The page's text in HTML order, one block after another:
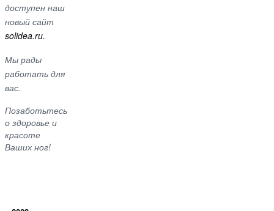
доступен наш
новый сайт
solidea.ru.
Мы рады
работать для
вас.
Позаботьтесь
о здоровье и
красоте
Ваших ног!